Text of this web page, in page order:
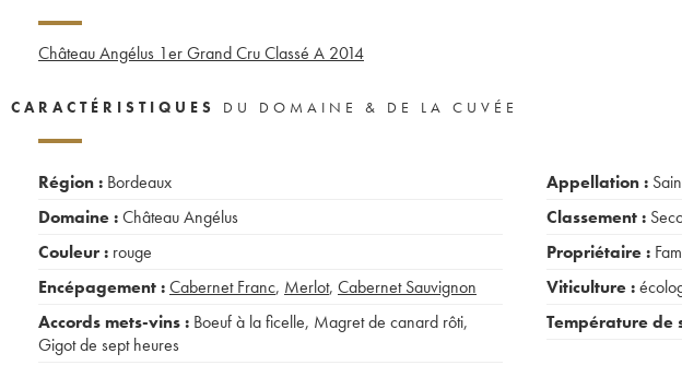
Château Angélus 1er Grand Cru Classé A 2014
CARACTÉRISTIQUES DU DOMAINE & DE LA CUVÉE
Région : Bordeaux
Domaine :Château Angélus
Couleur : rouge
Encépagement :Cabernet Franc, Merlot, Cabernet Sauvignon
Accords mets-vins : Boeuf à la ficelle, Magret de canard rôti,
Gigot de sept heures
Appellation :
Classement :
Propriétaire :
Viticulture :
Température de